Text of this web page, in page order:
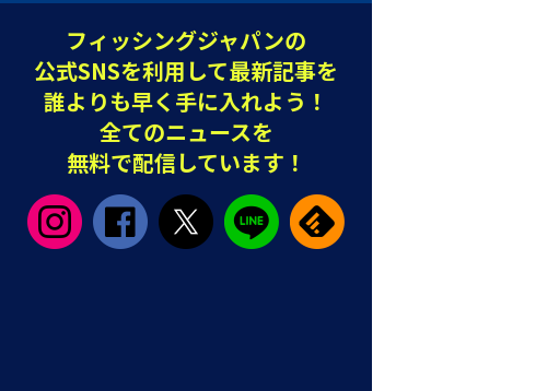
フィッシングジャパンの
公式SNSを利用して最新記事を
誰よりも早く手に入れよう！
全てのニュースを
無料で配信しています！